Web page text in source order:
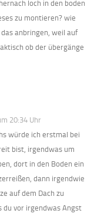
loch in den boden
zu montieren? wie
anbringen, weil auf
ob der übergänge
20:34 Uhr
würde ich erstmal bei
bist, irgendwas um
dort in den Boden ein
dann irgendwie
auf dem Dach zu
du vor irgendwas Angst